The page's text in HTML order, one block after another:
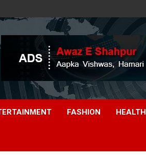
FASHION HEALTH